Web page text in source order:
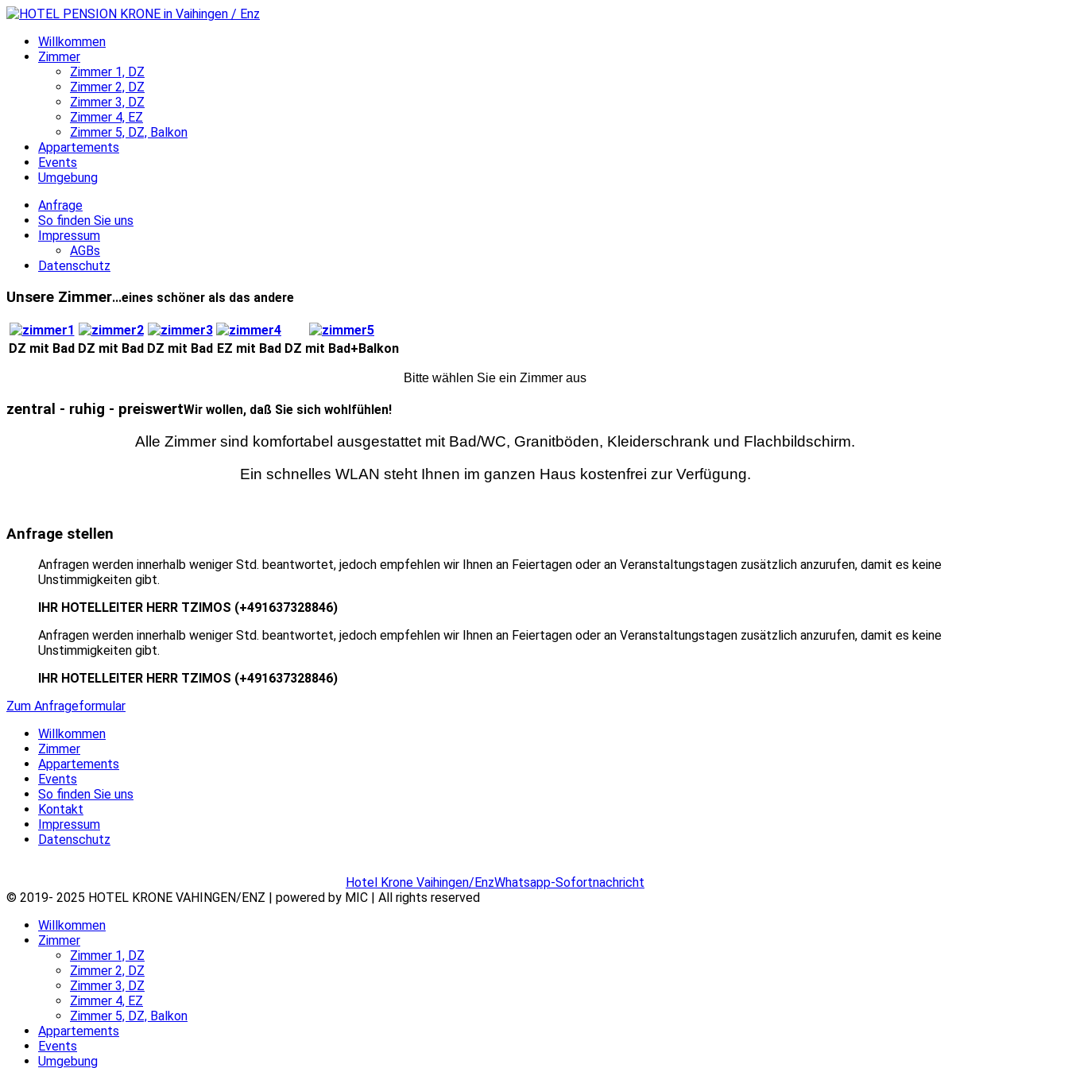
Willkommen
Zimmer
Zimmer 1, DZ
Zimmer 2, DZ
Zimmer 3, DZ
Zimmer 4, EZ
Zimmer 5, DZ, Balkon
Appartements
Events
Umgebung
Anfrage
So finden Sie uns
Impressum
AGBs
Datenschutz
Unsere Zimmer...eines schöner als das andere
DZ mit Bad DZ mit Bad DZ mit Bad EZ mit Bad DZ mit Bad+Balkon
Bitte wählen Sie ein Zimmer aus
zentral - ruhig - preiswertWir wollen, daß Sie sich wohlfühlen!
Alle Zimmer sind komfortabel ausgestattet mit Bad/WC, Granitböden, Kleiderschrank und Flachbildschirm.
Ein schnelles WLAN steht Ihnen im ganzen Haus kostenfrei zur Verfügung.
Anfrage stellen
Anfragen werden innerhalb weniger Std. beantwortet, jedoch empfehlen wir Ihnen an Feiertagen oder an Veranstaltungstagen zusätzlich anzurufen, damit es keine
Unstimmigkeiten gibt.
IHR HOTELLEITER HERR TZIMOS (+491637328846)
Anfragen werden innerhalb weniger Std. beantwortet, jedoch empfehlen wir Ihnen an Feiertagen oder an Veranstaltungstagen zusätzlich anzurufen, damit es keine
Unstimmigkeiten gibt.
IHR HOTELLEITER HERR TZIMOS (+491637328846)
Zum Anfrageformular
Willkommen
Zimmer
Appartements
Events
So finden Sie uns
Kontakt
Impressum
Datenschutz
Hotel Krone Vaihingen/EnzWhatsapp-Sofortnachricht
© 2019- 2025 HOTEL KRONE VAHINGEN/ENZ | powered by MIC | All rights reserved
Willkommen
Zimmer
Zimmer 1, DZ
Zimmer 2, DZ
Zimmer 3, DZ
Zimmer 4, EZ
Zimmer 5, DZ, Balkon
Appartements
Events
Umgebung